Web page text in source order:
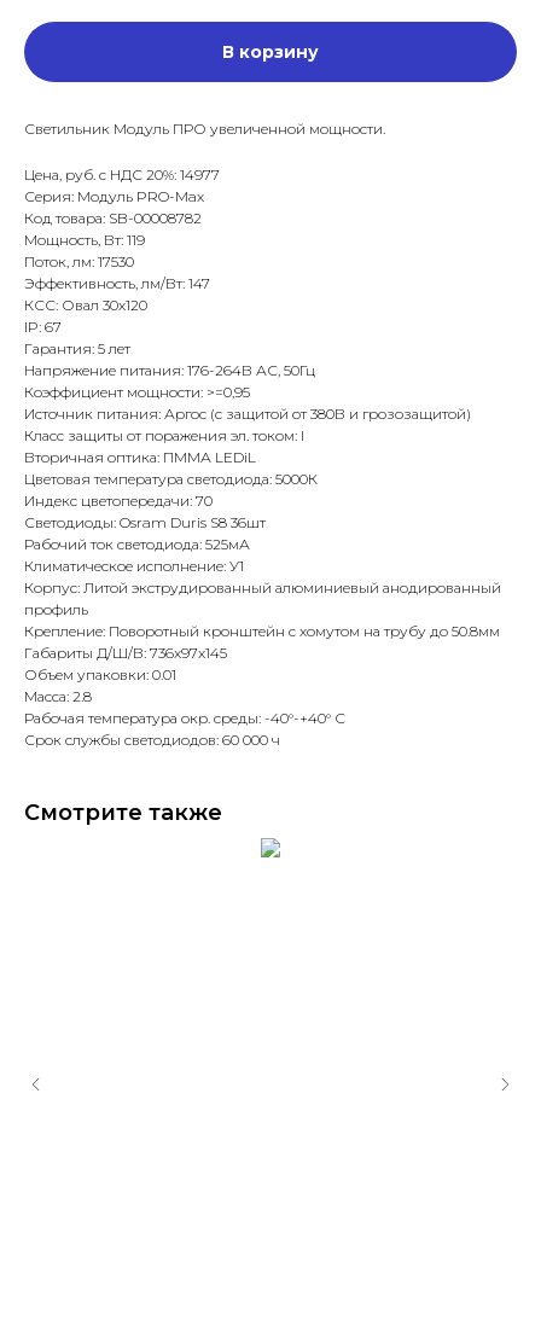
В корзину
Светильник Модуль ПРО увеличенной мощности.
Цена, руб. с НДС 20%: 14977
Серия: Модуль PRO-Max
Код товара: SB-00008782
Мощность, Вт: 119
Поток, лм: 17530
Эффективность, лм/Вт: 147
КСС: Овал 30x120
IP: 67
Гарантия: 5 лет
Напряжение питания: 176-264В АС, 50Гц
Коэффициент мощности: >=0,95
Источник питания: Аргос (с защитой от 380В и грозозащитой)
Класс защиты от поражения эл. током: I
Вторичная оптика: ПММА LEDiL
Цветовая температура светодиода: 5000К
Индекс цветопередачи: 70
Светодиоды: Osram Duris S8 36шт
Рабочий ток светодиода: 525мА
Климатическое исполнение: У1
Корпус: Литой экструдированный алюминиевый анодированный
профиль
Крепление: Поворотный кронштейн с хомутом на трубу до 50.8мм
Габариты Д/Ш/В: 736x97x145
Объем упаковки: 0.01
Масса: 2.8
Рабочая температура окр. среды: -40°-+40° С
Срок службы светодиодов: 60 000 ч
Смотрите также